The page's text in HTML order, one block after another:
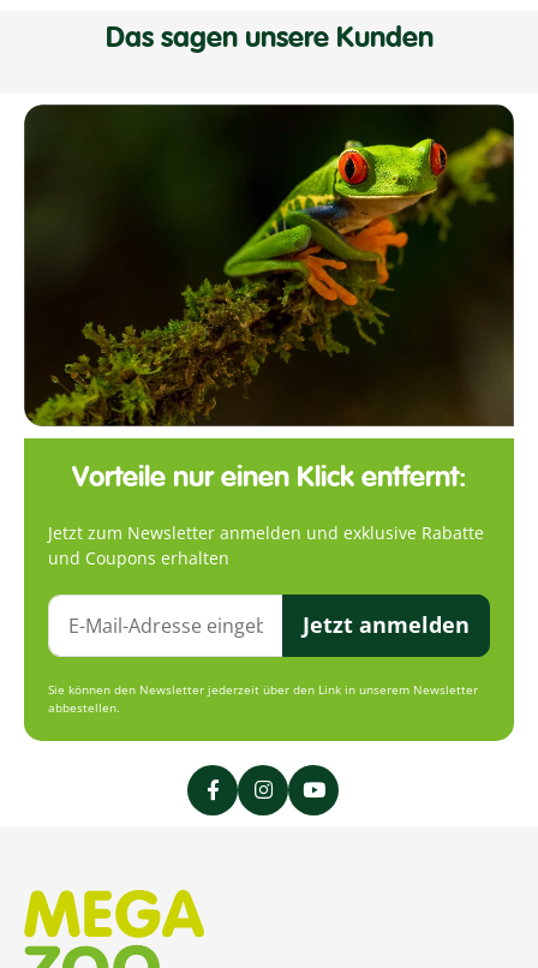
Das sagen unsere Kunden
Vorteile nur einen Klick entfernt:
Jetzt zum Newsletter anmelden und exklusive Rabatte
und Coupons erhalten
Jetzt anmelden
Sie können den Newsletter jederzeit über den Link in unserem Newsletter
abbestellen.